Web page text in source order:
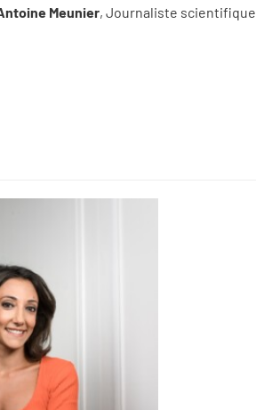
Meunier, Journaliste scientifique